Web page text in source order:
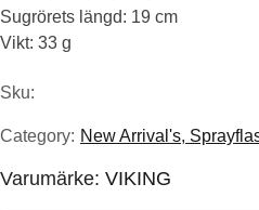
priset
var:
35.00kr.
priset
är:
28.00kr.
Sugrörets längd: 19 cm
Vikt: 33 g
Sku:
Category: New Arrival's,
Varumärke: VIKING